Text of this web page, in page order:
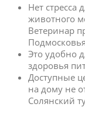
Нет стресса
животного
Ветеринар
Это удобно
здоровья
Доступные
на дому не
Солянский